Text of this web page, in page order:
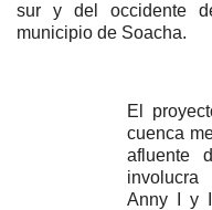
sur y del occidente
municipio de Soacha.
El
cuenca
afluente
Anny I y